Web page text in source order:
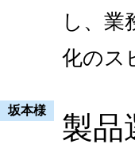
し、業
化のス
坂本様
製品